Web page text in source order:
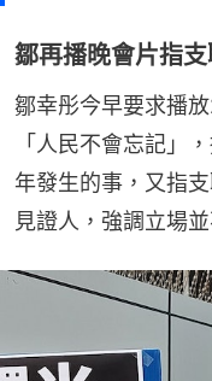
鄒再播晚會片指
鄒幸彤今早要求播
「人民不會忘記」
年發生的事，又指
見證人，強調立場